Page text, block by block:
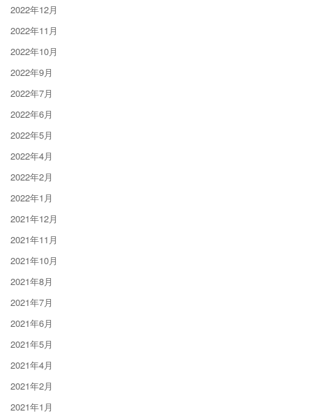
2022年12月
2022年11月
2022年10月
2022年9月
2022年7月
2022年6月
2022年5月
2022年4月
2022年2月
2022年1月
2021年12月
2021年11月
2021年10月
2021年8月
2021年7月
2021年6月
2021年5月
2021年4月
2021年2月
2021年1月